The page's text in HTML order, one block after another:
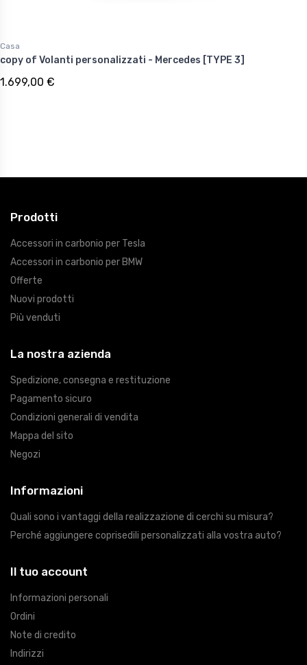
Casa
copy of Volanti personalizzati - Mercedes [TYPE 3]
1.699,00 €
Prodotti
Accessori in carbonio per Tesla
Accessori in carbonio per BMW
Offerte
Nuovi prodotti
Più venduti
La nostra azienda
Spedizione, consegna e restituzione
Pagamento sicuro
Condizioni generali di vendita
Mappa del sito
Negozi
Informazioni
Quali sono i vantaggi della realizzazione di cerchi su misura?
Perché aggiungere coprisedili personalizzati alla vostra auto?
Il tuo account
Informazioni personali
Ordini
Note di credito
Indirizzi